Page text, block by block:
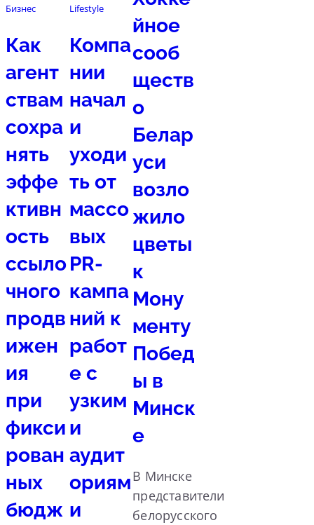
Бизнес
Как
агент
ствам
сохра
нять
эффе
ктивн
ость
ссыло
чного
продв
ижен
ия
при
фикси
рован
ных
бюдж
Lifestyle
Компа
нии
начал
и
уходи
ть от
массо
вых
PR-
кампа
ний к
работ
е с
узким
и
аудит
ориям
и
йное
сооб
ществ
о
Белар
уси
возло
жило
цветы
к
Мону
менту
Побед
ы в
Минск
е
В Минске
представители
белорусского